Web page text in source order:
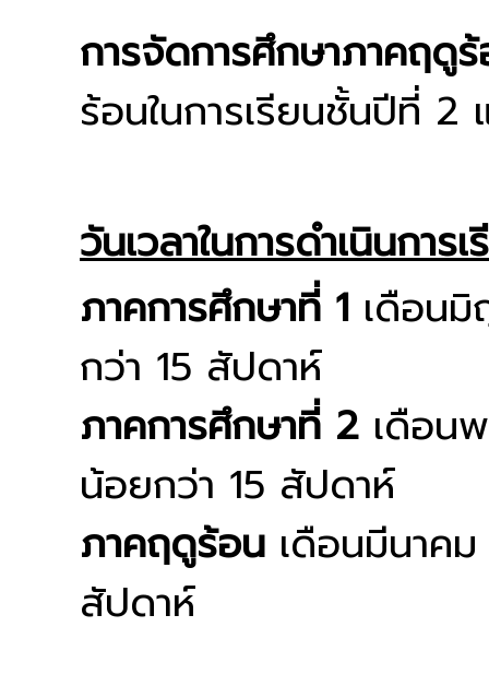
การจัดการศึกษาภาคฤดู
ร้อนในการเรียนชั้นปีที่ 2
วันเวลาในการดำเนินการ
ภาคการศึกษาที่ 1 เดือน
กว่า 15 สัปดาห์
ภาคการศึกษาที่ 2 เดือน
น้อยกว่า 15 สัปดาห์
ภาคฤดูร้อน เดือนมีนาค
สัปดาห์